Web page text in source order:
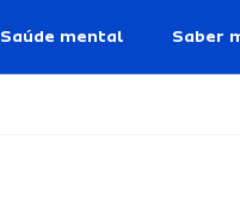
Saúde mental Saber